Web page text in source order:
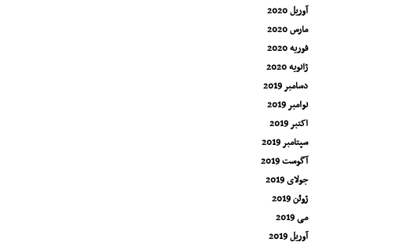
آوریل 2020
مارس 2020
فوریه 2020
ژانویه 2020
دسامبر 2019
نوامبر 2019
اکتبر 2019
سپتامبر 2019
آگوست 2019
جولای 2019
ژوئن 2019
می 2019
آوریل 2019